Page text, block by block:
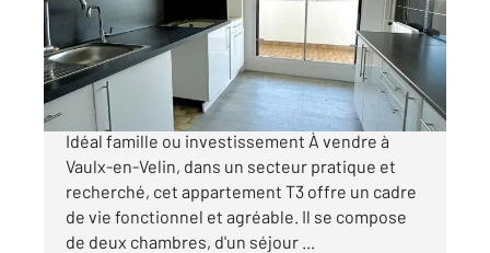
Appartement T3 à vendre
125 000 €
À vendre Appartement T3 à Vaulx-en-Velin
Idéal famille ou investissement À vendre à
Vaulx-en-Velin, dans un secteur pratique et
recherché, cet appartement T3 offre un cadre
de vie fonctionnel et agréable. Il se compose
de deux chambres, d'un séjour ...